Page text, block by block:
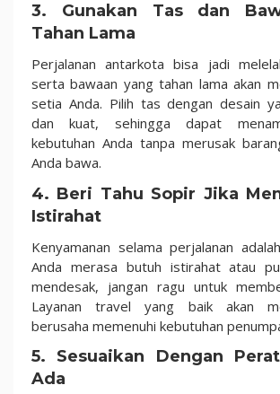
3. Gunakan Tas dan
Tahan Lama
Perjalanan antarkota bisa jadi
serta bawaan yang tahan lama akan
setia Anda. Pilih tas dengan desain
dan kuat, sehingga dapat
kebutuhan Anda tanpa merusak
Anda bawa.
4. Beri Tahu Sopir Jika
Istirahat
Kenyamanan selama perjalanan
Anda merasa butuh istirahat atau
mendesak, jangan ragu untuk
Layanan travel yang baik akan
berusaha memenuhi kebutuhan
5. Sesuaikan Dengan
Ada